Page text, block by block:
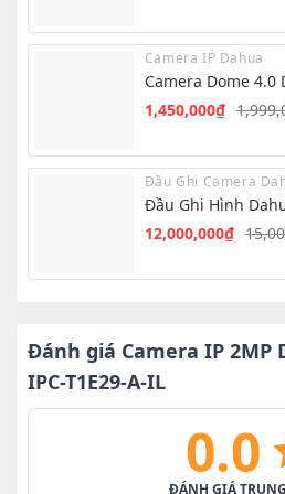
là:
999,000₫.
tại
là:
Camera IP Dahua
Camera Dome 4.0
HDW1439V-A-IL
Giá
là:
1,999,000₫.
1,450,000₫
Giá
tại
là:
Đầu Ghi Camera
Đầu Ghi Hình
NVR 32 Kênh AI
Giá
12,000,000₫
Giá
12,000,000₫.
Đánh giá Camera IP 2MP
IPC-T1E29-A-IL
0.0
ĐÁNH GIÁ